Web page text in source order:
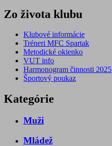
Zo života klubu
Klubové informácie
Tréneri MFC Spartak
Metodické okienko
VUT info
Harmonogram činnosti 2025
Športový poukaz
Kategórie
Muži
Mládež